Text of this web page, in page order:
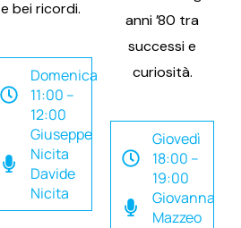
e bei ricordi.
Domenica
11:00 –
12:00
Giuseppe
Nicita
Davide
Nicita
anni ’80 tra
successi e
curiosità.
Giovedì
18:00 –
19:00
Giovanna
Mazzeo